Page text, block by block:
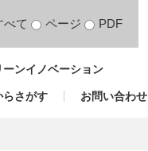
べて ページ PDF
ンイノベーション
らさがす お問い合わせ